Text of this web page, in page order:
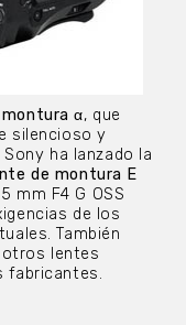
α, que
silencioso y
ha lanzado la
de montura E
mm F4 G OSS
de los
También
otros lentes
fabricantes.